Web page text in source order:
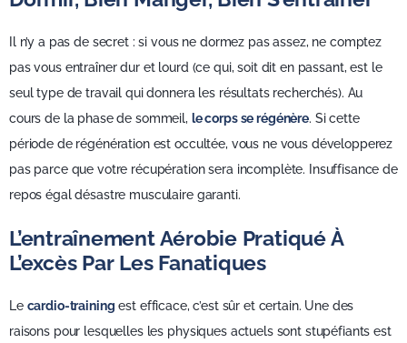
Il n’y a pas de secret : si vous ne dormez pas assez, ne comptez
pas vous entraîner dur et lourd (ce qui, soit dit en passant, est le
seul type de travail qui donnera les résultats recherchés). Au
cours de la phase de sommeil, le corps se régénère. Si cette
période de régénération est occultée, vous ne vous développerez
pas parce que votre récupération sera incomplète. Insuffisance de
repos égal désastre musculaire garanti.
L’entraînement Aérobie Pratiqué À
L’excès Par Les Fanatiques
Le cardio-training est efficace, c’est sûr et certain. Une des
raisons pour lesquelles les physiques actuels sont stupéfiants est